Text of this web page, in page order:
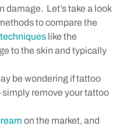
damage. Let’s take a look
to compare the
like the
to the skin and typically
be wondering if tattoo
remove your tattoo
on the market, and